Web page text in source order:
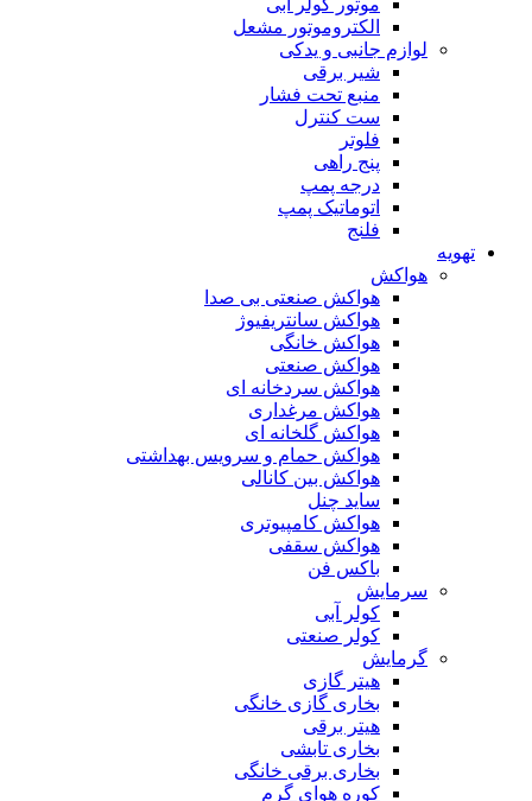
موتور کولر آبی
الکتروموتور مشعل
لوازم جانبی و یدکی
شیر برقی
منبع تحت فشار
ست کنترل
فلوتر
پنج راهی
درجه پمپ
اتوماتیک پمپ
فلنج
تهویه
هواکش
هواکش صنعتی بی صدا
هواکش سانتریفیوژ
هواکش خانگی
هواکش صنعتی
هواکش سردخانه ای
هواکش مرغداری
هواکش گلخانه ای
هواکش حمام و سرویس بهداشتی
هواکش بین کانالی
ساید چنل
هواکش کامپیوتری
هواکش سقفی
باکس فن
سرمایش
کولر آبی
کولر صنعتی
گرمایش
هیتر گازی
بخاری گازی خانگی
هیتر برقی
بخاری تابشی
بخاری برقی خانگی
کوره هوای گرم